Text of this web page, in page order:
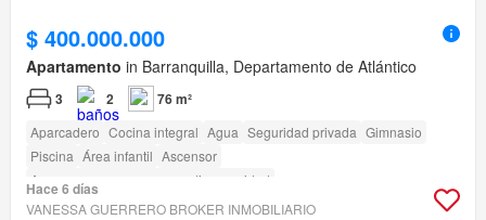
$ 400.000.000
Apartamento in Barranquilla, Departamento de Atlántico
3 2 76 m²
Aparcadero Cocina integral Agua Seguridad privada Gimnasio
Piscina Área infantil Ascensor
Acceso para personas con discapacidad
Hace 6 días
VANESSA GUERRERO BROKER INMOBILIARIO